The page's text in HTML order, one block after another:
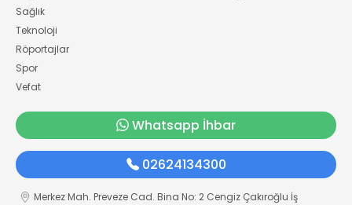
Sağlık
Teknoloji
Röportajlar
Spor
Vefat
Whatsapp İhbar
02624134300
Merkez Mah. Preveze Cad. Bina No: 2 Cengiz Çakıroğlu İş